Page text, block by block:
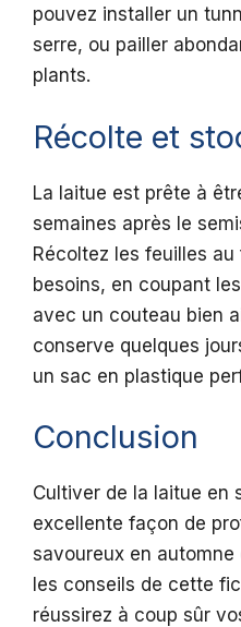
pouvez installer un
serre, ou pailler
plants.
Récolte et
La laitue est prête à
semaines après le
Récoltez les feuilles
besoins, en coupant
avec un couteau bien
conserve quelques
un sac en plastique
Conclusion
Cultiver de la laitue en
excellente façon de
savoureux en
les conseils de cette
réussirez à coup sûr